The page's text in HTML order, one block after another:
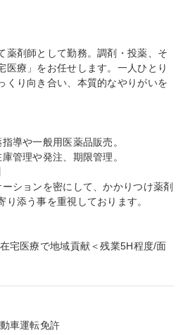
薬剤師として勤務。調剤・投薬、そ
医療」をお任せします。一人ひとり
くり向き合い、本質的なやりがいを
導や一般用医薬品販売。
管理や発注、期限管理。
ションを密にして、かかりつけ薬剤
添う事を重視しております。
宅医療で地域貢献＜残業5H程度/面
車運転免許